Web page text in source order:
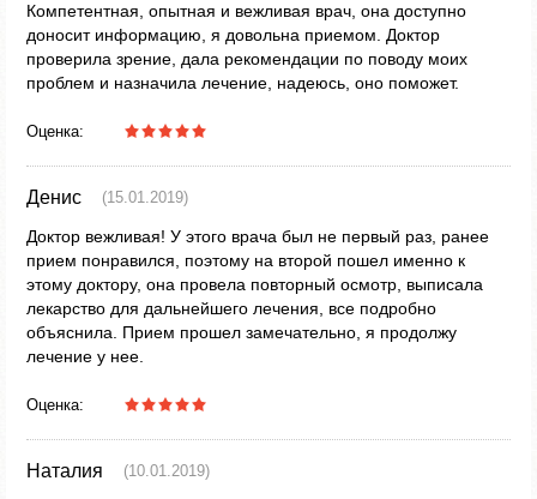
Компетентная, опытная и вежливая врач, она доступно
доносит информацию, я довольна приемом. Доктор
проверила зрение, дала рекомендации по поводу моих
проблем и назначила лечение, надеюсь, оно поможет.
Оценка:
Денис (15.01.2019)
Доктор вежливая! У этого врача был не первый раз, ранее
прием понравился, поэтому на второй пошел именно к
этому доктору, она провела повторный осмотр, выписала
лекарство для дальнейшего лечения, все подробно
объяснила. Прием прошел замечательно, я продолжу
лечение у нее.
Оценка:
Наталия (10.01.2019)